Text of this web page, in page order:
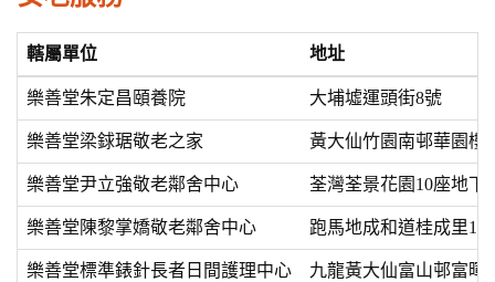
轄屬單位 地址
樂善堂朱定昌頤養院 大埔墟運頭街8號
樂善堂梁銶琚敬老之家 黃大仙竹園南邨華園樓
樂善堂尹立強敬老鄰舍中心 荃灣荃景花園10座地下
樂善堂陳黎掌嬌敬老鄰舍中心 跑馬地成和道桂成里16
樂善堂標準錶針長者日間護理中心 九龍黃大仙富山邨富暉